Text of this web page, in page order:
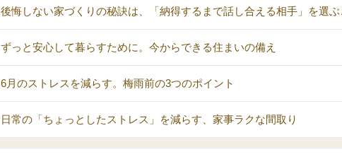
後悔しない家づくりの秘訣は、「納得するまで話し合える相手」を選
ずっと安心して暮らすために。今からできる住まいの備え
6月のストレスを減らす。梅雨前の3つのポイント
日常の「ちょっとしたストレス」を減らす、家事ラクな間取り